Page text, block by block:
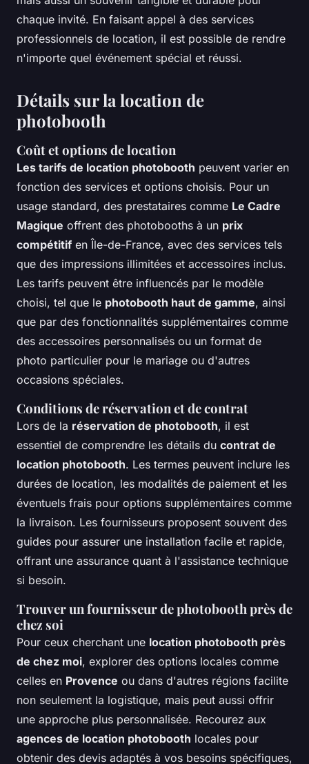
chaque invité. En faisant appel à des services
professionnels de location, il est possible de rendre
n'importe quel événement spécial et réussi.
Détails sur la location de
photobooth
Coût et options de location
Les tarifs de location photobooth peuvent varier en
fonction des services et options choisis. Pour un
usage standard, des prestataires comme Le Cadre
Magique offrent des photobooths à un prix
compétitif en Île-de-France, avec des services tels
que des impressions illimitées et accessoires inclus.
Les tarifs peuvent être influencés par le modèle
choisi, tel que le photobooth haut de gamme, ainsi
que par des fonctionnalités supplémentaires comme
des accessoires personnalisés ou un format de
photo particulier pour le mariage ou d'autres
occasions spéciales.
Conditions de réservation et de contrat
Lors de la réservation de photobooth, il est
essentiel de comprendre les détails du contrat de
location photobooth. Les termes peuvent inclure les
durées de location, les modalités de paiement et les
éventuels frais pour options supplémentaires comme
la livraison. Les fournisseurs proposent souvent des
guides pour assurer une installation facile et rapide,
offrant une assurance quant à l'assistance technique
si besoin.
Trouver un fournisseur de photobooth près de
chez soi
Pour ceux cherchant une location photobooth près
de chez moi, explorer des options locales comme
celles en Provence ou dans d'autres régions facilite
non seulement la logistique, mais peut aussi offrir
une approche plus personnalisée. Recourez aux
agences de location photobooth locales pour
obtenir des devis adaptés à vos besoins spécifiques,